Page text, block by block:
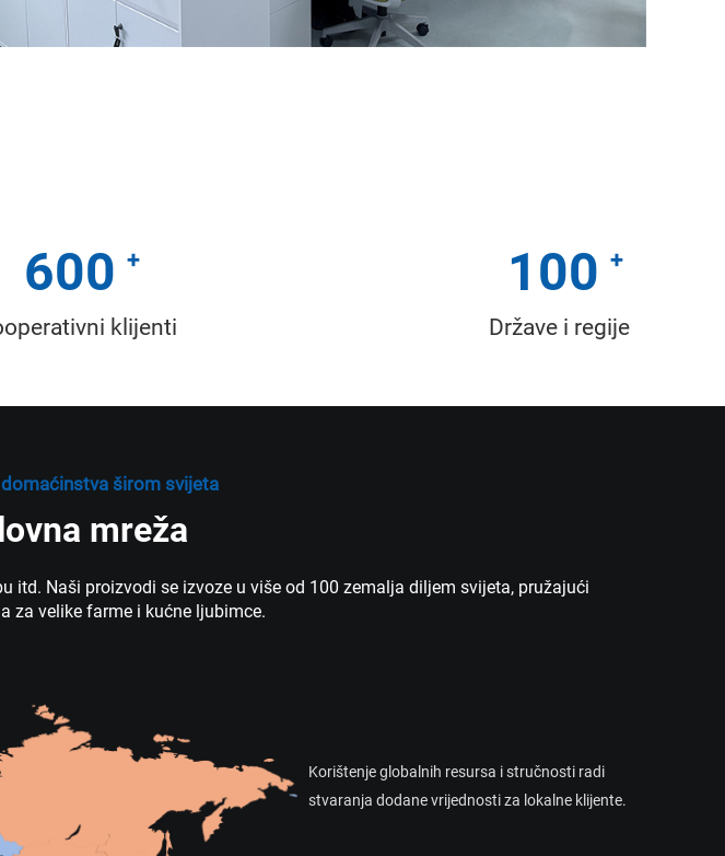
600
klijenti
100
Države i regije
širom svijeta
mreža
itd. Naši proizvodi se izvoze u više od 100 zemalja diljem svijeta, pružajući
za velike farme i kućne ljubimce.
Korištenje globalnih resursa i stručnosti radi
stvaranja dodane vrijednosti za lokalne klijente.